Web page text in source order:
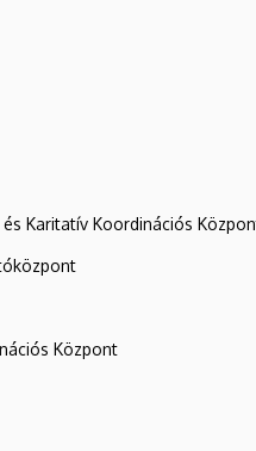
Karitatív Koordinációs
Központ